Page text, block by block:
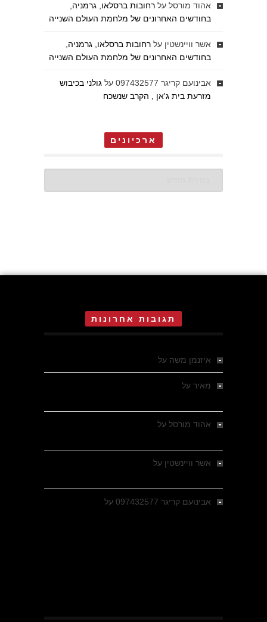
אהוד מורסל על רחובות ברסלאו, גרמניה,
בחודשים האחרונים של מלחמת העולם השנייה
אשר וויינשטין על רחובות ברסלאו, גרמניה,
בחודשים האחרונים של מלחמת העולם השנייה
אבינועם קריגר 097432577 על גולני בכיבוש
מזרעת בית ג'אן , הקרב שנשכח
ארכיונים
תגובות אחרונות
איזנמן משה על
מאיר על
אהוד מורסל על
אשר וויינשטין על
אבינועם קריגר 097432577 על